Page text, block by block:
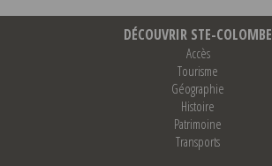
DÉCOUVRIR STE-COLOMBE
Accès
Tourisme
Géographie
Histoire
Patrimoine
Transports